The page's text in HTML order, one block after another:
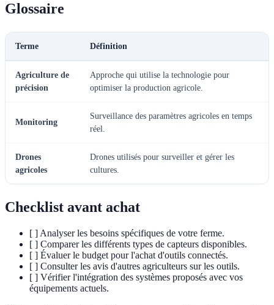
Glossaire
Terme Définition
Agriculture de
précision
Approche qui utilise la technologie pour
optimiser la production agricole.
Monitoring
Surveillance des paramètres agricoles en temps
réel.
Drones
agricoles
Drones utilisés pour surveiller et gérer les
cultures.
Checklist avant achat
[ ] Analyser les besoins spécifiques de votre ferme.
[ ] Comparer les différents types de capteurs disponibles.
[ ] Évaluer le budget pour l'achat d'outils connectés.
[ ] Consulter les avis d'autres agriculteurs sur les outils.
[ ] Vérifier l'intégration des systèmes proposés avec vos
équipements actuels.